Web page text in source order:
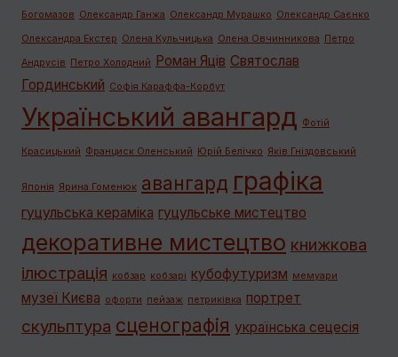
Богомазов Олександр Ганжа Олександр Мурашко Олександр Саєнко
Олександра Екстер Олена Кульчицька Олена Овчинникова Петро
Андрусів Петро Холодний Роман Яців Святослав
Гординський Софія Караффа-Корбут
Український авангард Фотій
Красицький Франциск Оленський Юрій Белічко Яків Гніздовський
Японія Ярина Гоменюк авангард графiка
гуцульська кераміка гуцульське мистецтво
декоративне мистецтво книжкова
ілюстрація кобзар кобзарі кубофутуризм мемуари
музеї Києва офорти пейзаж петриківка портрет
скульптура сценографія українська сецесія